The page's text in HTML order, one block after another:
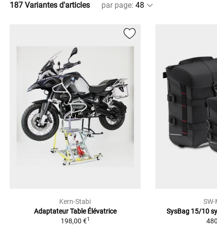
187 Variantes d'articles par page:
Kern-Stabi
Adaptateur Table Élévatrice
198,00 €1
SysBag 15/10